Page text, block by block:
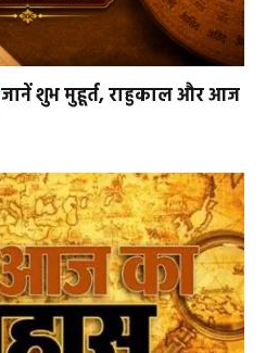
जानें शुभ मुहूर्त, राहुकाल और आज